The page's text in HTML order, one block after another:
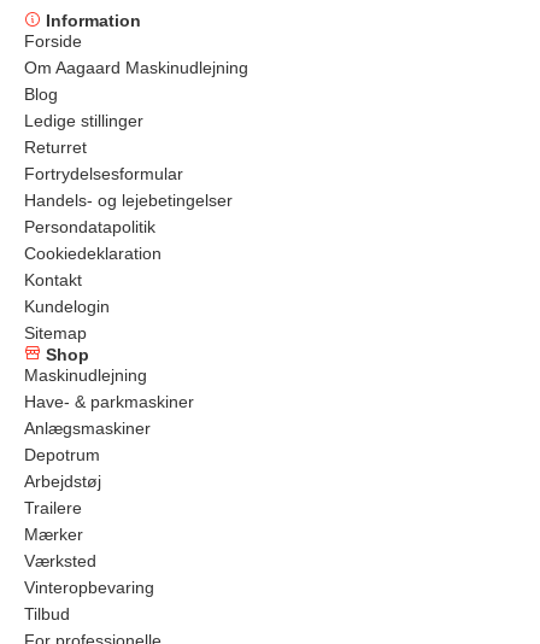
Information
Forside
Om Aagaard Maskinudlejning
Blog
Ledige stillinger
Returret
Fortrydelsesformular
Handels- og lejebetingelser
Persondatapolitik
Cookiedeklaration
Kontakt
Kundelogin
Sitemap
Shop
Maskinudlejning
Have- & parkmaskiner
Anlægsmaskiner
Depotrum
Arbejdstøj
Trailere
Mærker
Værksted
Vinteropbevaring
Tilbud